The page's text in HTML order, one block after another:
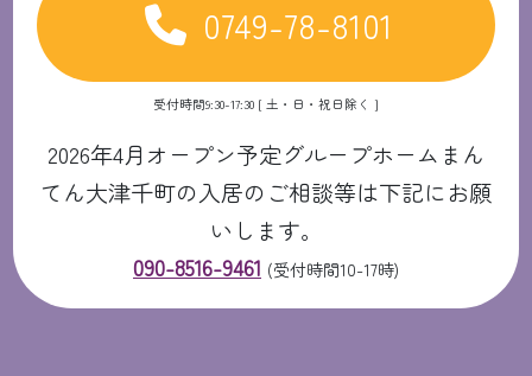
0749-78-8101
受付時間9:30-17:30 [ 土・日・祝日除く ]
2026年4月オープン予定グループホームまん
てん大津千町の入居のご相談等は下記にお願
いします。
090-8516-9461 (受付時間10-17時)